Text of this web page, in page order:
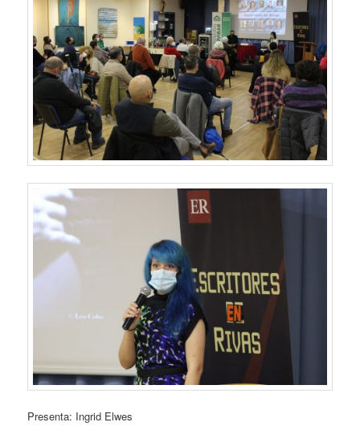
Presenta: Ingrid Elwes